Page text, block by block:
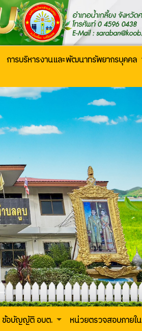
การบริหารงานและพัฒนาทรัพยากรบุคคล
ข้อบัญญัติ อบต. หน่วยตรวจสอบภายใน